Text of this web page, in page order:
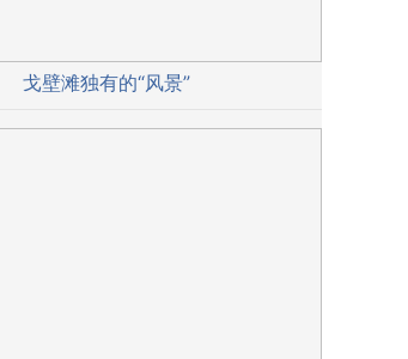
戈壁滩独有的“风景”